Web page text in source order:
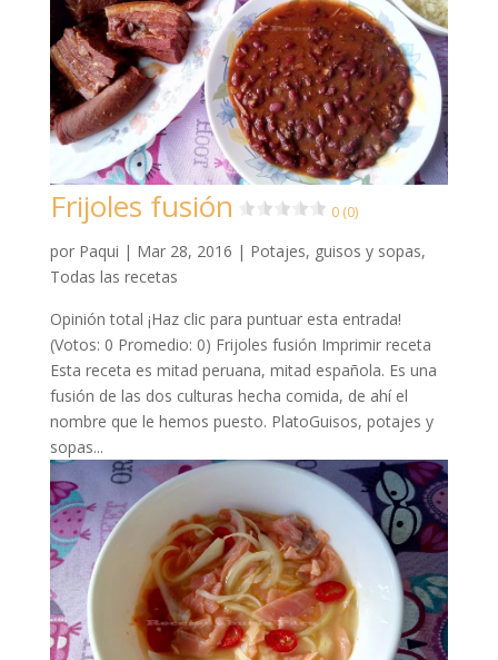
Frijoles fusión 0 (0)
por Paqui | Mar 28, 2016 | Potajes, guisos y sopas,
Todas las recetas
Opinión total ¡Haz clic para puntuar esta entrada!
(Votos: 0 Promedio: 0) Frijoles fusión Imprimir receta
Esta receta es mitad peruana, mitad española. Es una
fusión de las dos culturas hecha comida, de ahí el
nombre que le hemos puesto. PlatoGuisos, potajes y
sopas...